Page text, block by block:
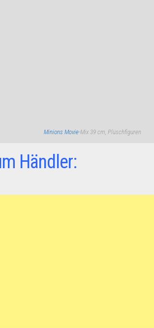
Minions Movie-Mix 39 cm, Plüschfiguren
Händler: